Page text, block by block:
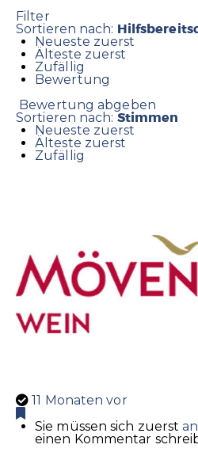
Filter
Sortieren nach:
Neueste zuerst
Älteste zuerst
Zufällig
Bewertung
Bewertung abgeben
Sortieren nach: Stimmen
Neueste zuerst
Älteste zuerst
Zufällig
11 Monaten vor
Sie müssen sich zuerst
einen Kommentar